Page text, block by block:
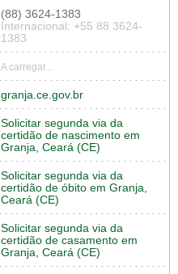
(88) 3624-1383
Internacional: +55 88 3624-
1383
A carregar...
granja.ce.gov.br
Solicitar segunda via da
certidão de nascimento em
Granja, Ceará (CE)
Solicitar segunda via da
certidão de óbito em Granja,
Ceará (CE)
Solicitar segunda via da
certidão de casamento em
Granja, Ceará (CE)